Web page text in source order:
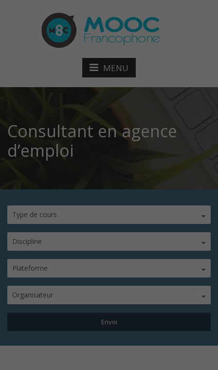
MENU
Consultant en agence
d’emploi
Type de cours
Discipline
Plateforme
Organisateur